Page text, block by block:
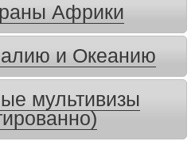
Африки
и Океанию
мультивизы